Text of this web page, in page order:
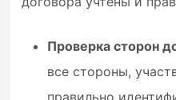
Проверка сторон
все стороны,